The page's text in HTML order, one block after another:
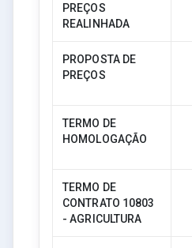
PREÇOS
REALINHADA
PROPOSTA DE
PREÇOS
TERMO DE
HOMOLOGAÇÃO
TERMO DE
CONTRATO 10803
- AGRICULTURA